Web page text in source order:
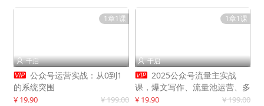
1章1课
 千启
 公众号运营实战：从0到1
的系统突围
¥ 19.90 ¥ 199.00
1章1课
 千启
 2025公众号流量主实战
课，爆文写作、流量池运营、多
平台分发，新手日入千元月赚5
¥ 19.90 ¥ 199.00